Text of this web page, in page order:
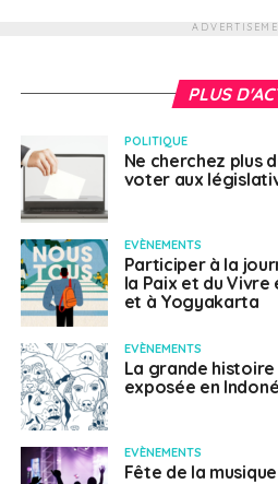
PLUS
POLITIQUE
Ne cherchez plus
voter aux
EVÈNEMENTS
Participer à la
la Paix et du Vivre
et à Yogyakarta
EVÈNEMENTS
La grande histoire
exposée en
EVÈNEMENTS
Fête de la